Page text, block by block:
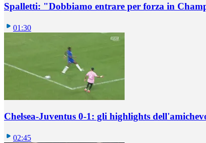
Spalletti: "Dobbiamo entrare per forza in
01:30
Chelsea-Juventus 0-1: gli highlights
02:45